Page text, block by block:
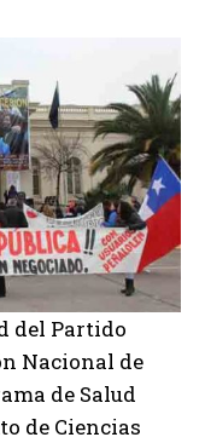
del Partido
Nacional de
de Salud
de Ciencias